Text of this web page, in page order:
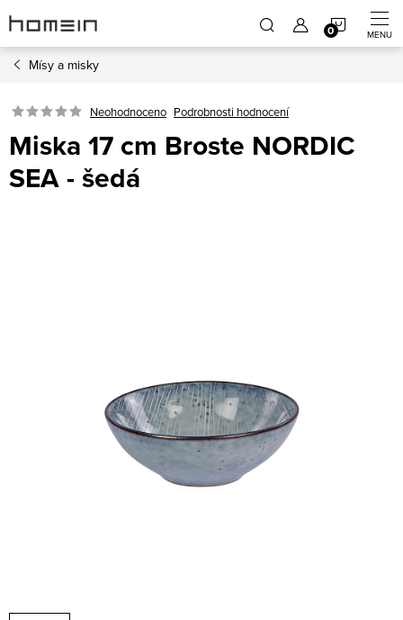
na
obsah
Mísy a misky
Neohodnoceno Podrobnosti hodnocení
Miska 17 cm Broste NORDIC
SEA - šedá